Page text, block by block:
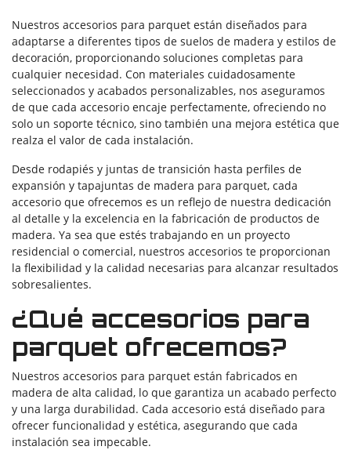
Nuestros accesorios para parquet están diseñados para
adaptarse a diferentes tipos de suelos de madera y estilos de
decoración, proporcionando soluciones completas para
cualquier necesidad. Con materiales cuidadosamente
seleccionados y acabados personalizables, nos aseguramos
de que cada accesorio encaje perfectamente, ofreciendo no
solo un soporte técnico, sino también una mejora estética que
realza el valor de cada instalación.
Desde rodapiés y juntas de transición hasta perfiles de
expansión y tapajuntas de madera para parquet, cada
accesorio que ofrecemos es un reflejo de nuestra dedicación
al detalle y la excelencia en la fabricación de productos de
madera. Ya sea que estés trabajando en un proyecto
residencial o comercial, nuestros accesorios te proporcionan
la flexibilidad y la calidad necesarias para alcanzar resultados
sobresalientes.
¿Qué accesorios para
parquet ofrecemos?
Nuestros accesorios para parquet están fabricados en
madera de alta calidad, lo que garantiza un acabado perfecto
y una larga durabilidad. Cada accesorio está diseñado para
ofrecer funcionalidad y estética, asegurando que cada
instalación sea impecable.